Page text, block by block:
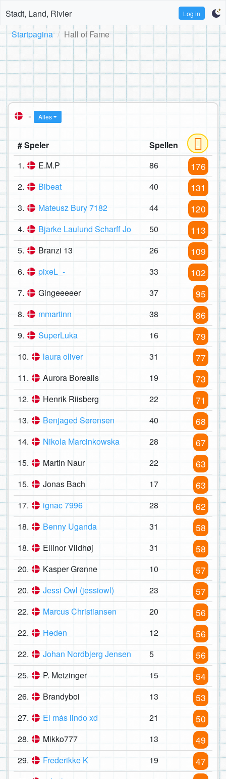
Stadt, Land, Rivier Log in
Startpagina Hall of Fame
- Alles
# Speler
Spellen
1.
E.M.P 86 176
2. Bibeat 40 131
3. Mateusz Bury 7182 44 120
4. Bjarke Laulund Scharff Jo 50 113
5. Branzi 13 26 109
6. pixeL_- 33 102
7. Gingeeeeer 37 95
8. mmartinn 38 86
9. SuperLuka 16 79
10. laura oliver 31 77
11. Aurora Borealis 19 73
12. Henrik Riisberg 22 71
13. Benjaged Sørensen 40 68
14. Nikola Marcinkowska 28 67
15. Martin Naur 22 63
15. Jonas Bach 17 63
17. ignac 7996 28 62
18. Benny Uganda 31 58
18. Ellinor Vildhøj 31 58
20. Kasper Grønne 10 57
20. Jessi Owl (jessiowl) 23 57
22. Marcus Christiansen 20 56
22. Heden 12 56
22. Johan Nordbjerg Jensen 5 56
25. P. Metzinger 15 54
26. Brandyboi 13 53
27. El más lindo xd 21 50
28. Mikko777 13 49
29. Frederikke K 19 47